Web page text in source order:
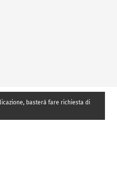
basterà fare richiesta di